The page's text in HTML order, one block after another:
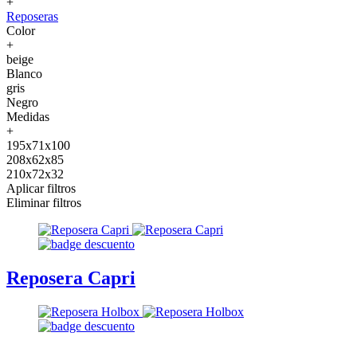
Reposeras
Color
+
beige
Blanco
gris
Negro
Medidas
+
195x71x100
208x62x85
210x72x32
Aplicar filtros
Eliminar filtros
Reposera Capri